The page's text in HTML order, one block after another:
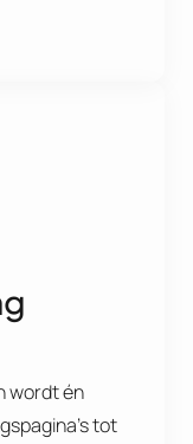
wordt én
tot